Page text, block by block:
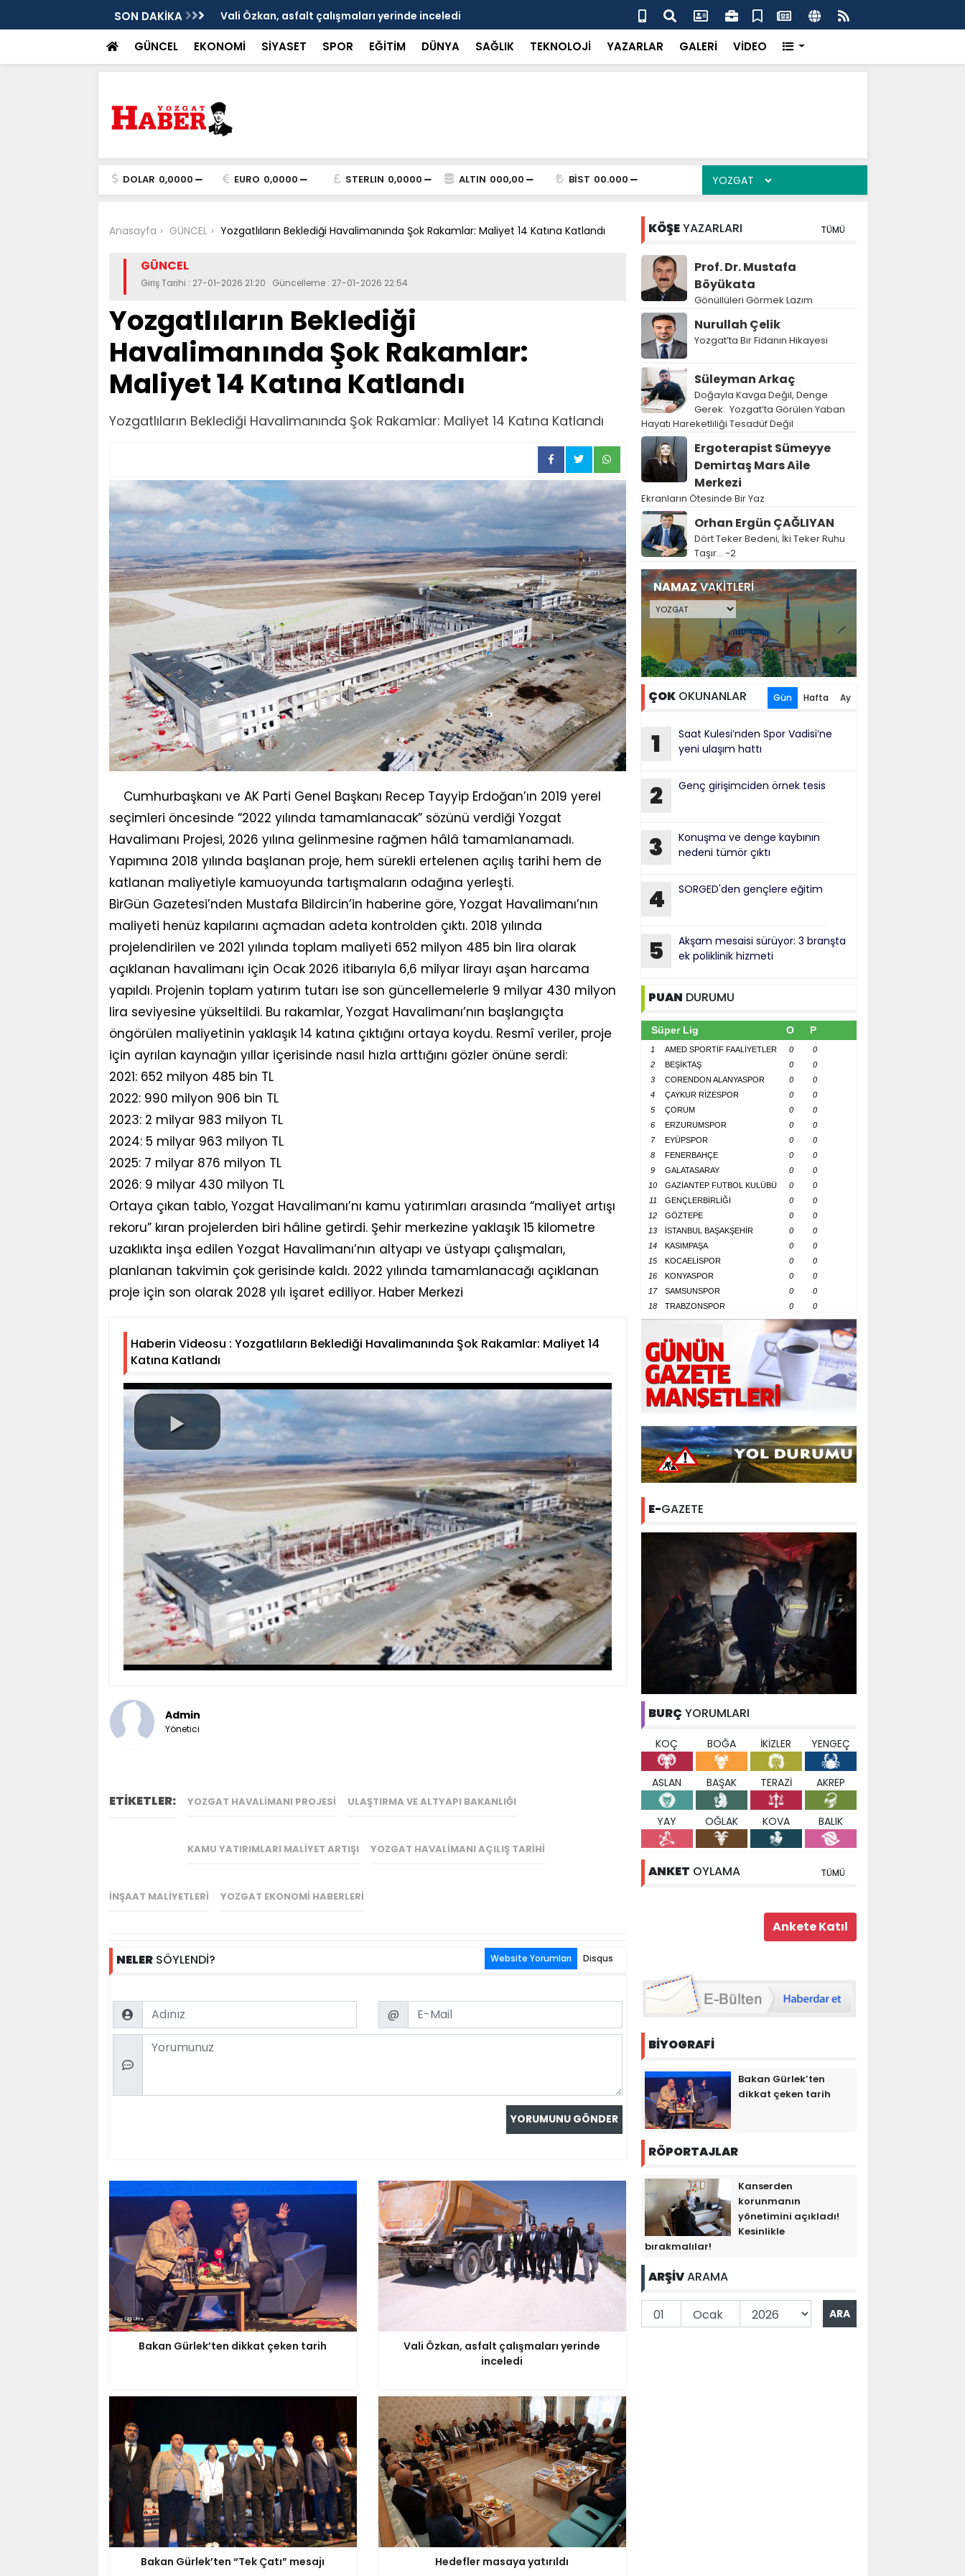
SON DAKİKA Vali Özkan, asfalt çalışmaları yerinde inceledi Bakan Gürlek’ten “Tek Çatı” mesajı
GÜNCEL EKONOMİ SİYASET SPOR EĞİTİM DÜNYA SAĞLIK TEKNOLOJİ YAZARLAR GALERİ VİDEO
DOLAR 0,0000 EURO 0,0000 STERLIN 0,0000 ALTIN 000,00 BİST 00.000
Anasayfa GÜNCEL Yozgatlıların Beklediği Havalimanında Şok Rakamlar: Maliyet 14 Katına Katlandı
GÜNCEL
Giriş Tarihi : 27-01-2026 21:20 Güncelleme : 27-01-2026 22:54
Yozgatlıların Beklediği
Havalimanında Şok Rakamlar:
Maliyet 14 Katına Katlandı
Yozgatlıların Beklediği Havalimanında Şok Rakamlar: Maliyet 14 Katına Katlandı
Cumhurbaşkanı ve AK Parti Genel Başkanı Recep Tayyip Erdoğan’ın 2019 yerel
seçimleri öncesinde “2022 yılında tamamlanacak” sözünü verdiği Yozgat
Havalimanı Projesi, 2026 yılına gelinmesine rağmen hâlâ tamamlanamadı.
Yapımına 2018 yılında başlanan proje, hem sürekli ertelenen açılış tarihi hem de
katlanan maliyetiyle kamuoyunda tartışmaların odağına yerleşti.
BirGün Gazetesi’nden Mustafa Bildircin’in haberine göre, Yozgat Havalimanı’nın
maliyeti henüz kapılarını açmadan adeta kontrolden çıktı. 2018 yılında
projelendirilen ve 2021 yılında toplam maliyeti 652 milyon 485 bin lira olarak
açıklanan havalimanı için Ocak 2026 itibarıyla 6,6 milyar lirayı aşan harcama
yapıldı. Projenin toplam yatırım tutarı ise son güncellemelerle 9 milyar 430 milyon
lira seviyesine yükseltildi. Bu rakamlar, Yozgat Havalimanı’nın başlangıçta
öngörülen maliyetinin yaklaşık 14 katına çıktığını ortaya koydu. Resmî veriler, proje
için ayrılan kaynağın yıllar içerisinde nasıl hızla arttığını gözler önüne serdi:
2021: 652 milyon 485 bin TL
2022: 990 milyon 906 bin TL
2023: 2 milyar 983 milyon TL
2024: 5 milyar 963 milyon TL
2025: 7 milyar 876 milyon TL
2026: 9 milyar 430 milyon TL
Ortaya çıkan tablo, Yozgat Havalimanı’nı kamu yatırımları arasında “maliyet artışı
rekoru” kıran projelerden biri hâline getirdi. Şehir merkezine yaklaşık 15 kilometre
uzaklıkta inşa edilen Yozgat Havalimanı’nın altyapı ve üstyapı çalışmaları,
planlanan takvimin çok gerisinde kaldı. 2022 yılında tamamlanacağı açıklanan
proje için son olarak 2028 yılı işaret ediliyor. Haber Merkezi
Haberin Videosu : Yozgatlıların Beklediği Havalimanında Şok Rakamlar: Maliyet 14
Katına Katlandı
Admin
Yönetici
ETİKETLER: YOZGAT HAVALIMANI PROJESI ULAŞTIRMA VE ALTYAPI BAKANLIĞI
KAMU YATIRIMLARI MALIYET ARTIŞI YOZGAT HAVALIMANI AÇILIŞ TARIHI
İNŞAAT MALIYETLERI YOZGAT EKONOMI HABERLERI
NELERSÖYLENDİ? Website Yorumları Disqus
Name Email
@
Comment
Bakan Gürlek’ten dikkat çeken tarih
Vali Özkan, asfalt çalışmaları yerinde
inceledi
Bakan Gürlek’ten “Tek Çatı” mesajı Hedefler masaya yatırıldı
KÖŞEYAZARLARI TÜMÜ
Prof. Dr. Mustafa
Böyükata
Gönüllüleri Görmek Lazım
Nurullah Çelik
Yozgat’ta Bir Fidanın Hikayesi
Süleyman Arkaç
Doğayla Kavga Değil, Denge
Gerek: Yozgat’ta Görülen Yaban
Hayatı Hareketliliği Tesadüf Değil
Ergoterapist Sümeyye
Demirtaş Mars Aile
Merkezi
Ekranların Ötesinde Bir Yaz
Orhan Ergün ÇAĞLIYAN
Dört Teker Bedeni, İki Teker Ruhu
Taşır… -2
NAMAZVAKİTLERİ
ÇOKOKUNANLAR Gün Hafta Ay
1
Saat Kulesi’nden Spor Vadisi’ne
yeni ulaşım hattı
2 Genç girişimciden örnek tesis
3
Konuşma ve denge kaybının
nedeni tümör çıktı
4 SORGED'den gençlere eğitim
5
Akşam mesaisi sürüyor: 3 branşta
ek poliklinik hizmeti
PUAN DURUMU
Süper Lig O P
1 AMED SPORTİF FAALİYETLER 0
0
2
BEŞİKTAŞ 0
0
3
CORENDON ALANYASPOR 0
0
4
ÇAYKUR RİZESPOR 0
0
5
ÇORUM 0
0
6
ERZURUMSPOR 0
0
7
EYÜPSPOR 0
0
8
FENERBAHÇE 0
0
9
GALATASARAY 0
0
10
GAZİANTEP FUTBOL KULÜBÜ 0
0
11
GENÇLERBİRLİĞİ 0
0
12
GÖZTEPE 0
0
13
İSTANBUL BAŞAKŞEHİR 0
0
14
KASIMPAŞA 0
0
15
KOCAELİSPOR 0
0
16
KONYASPOR 0
0
17
SAMSUNSPOR 0
0
18
TRABZONSPOR 0 0
E-GAZETE
BURÇ YORUMLARI
KOÇ BOĞA İKİZLER YENGEÇ
ASLAN BAŞAK TERAZİ AKREP
YAY OĞLAK KOVA BALIK
ANKET OYLAMA TÜMÜ
BİYOGRAFİ
Bakan Gürlek’ten
dikkat çeken tarih
RÖPORTAJLAR
Kanserden
korunmanın
yönetimini açıkladı!
Kesinlikle
bırakmalılar!
ARŞİVARAMA